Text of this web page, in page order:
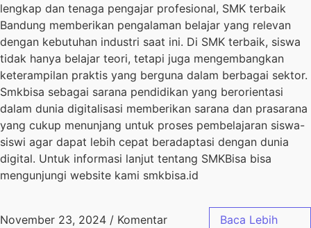
lengkap dan tenaga pengajar profesional, SMK terbaik
Bandung memberikan pengalaman belajar yang relevan
dengan kebutuhan industri saat ini. Di SMK terbaik, siswa
tidak hanya belajar teori, tetapi juga mengembangkan
keterampilan praktis yang berguna dalam berbagai sektor.
Smkbisa sebagai sarana pendidikan yang berorientasi
dalam dunia digitalisasi memberikan sarana dan prasarana
yang cukup menunjang untuk proses pembelajaran siswa-
siswi agar dapat lebih cepat beradaptasi dengan dunia
digital. Untuk informasi lanjut tentang SMKBisa bisa
mengunjungi website kami smkbisa.id
November 23, 2024 / Komentar
Baca Lebih